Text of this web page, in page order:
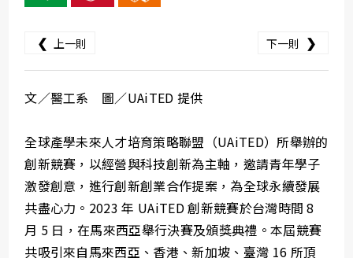
❮ 上一則 下一則 ❯
文／醫工系 圖／UAiTED 提供
全球產學未來人才培育策略聯盟（UAiTED）所舉辦的
創新競賽，以經營與科技創新為主軸，邀請青年學子
激發創意，進行創新創業合作提案，為全球永續發展
共盡心力。2023 年 UAiTED 創新競賽於台灣時間 8
月 5 日，在馬來西亞舉行決賽及頒獎典禮。本屆競賽
共吸引來自馬來西亞、香港、新加坡、臺灣 16 所頂